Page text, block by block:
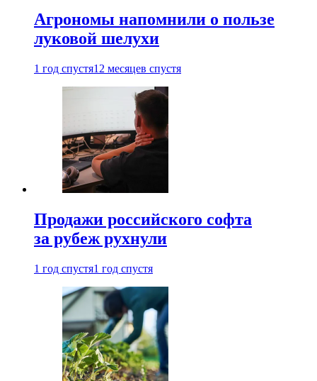
Агрономы напомнили о пользе
луковой шелухи
1 год спустя12 месяцев спустя
Продажи российского софта
за рубеж рухнули
1 год спустя1 год спустя